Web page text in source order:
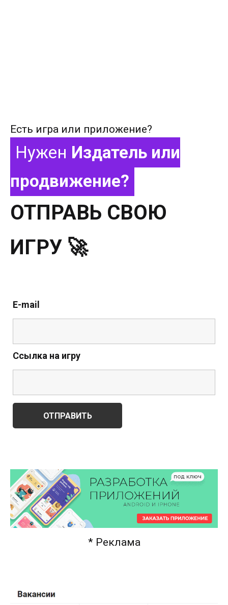
Есть игра или приложение?
Нужен Издатель или
продвижение?
ОТПРАВЬ СВОЮ
ИГРУ 🚀
E-mail
Ссылка на игру
* Реклама